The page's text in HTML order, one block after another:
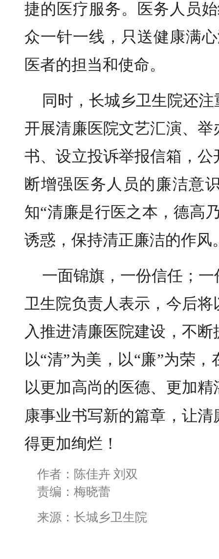
捷的医疗服务。医务人员
众一针一线，只送健康满
医者的担当和使命。
同时，长城乡卫生院还
开展清廉医院文艺汇演、
书、设立投诉举报信箱，
断增强医务人员的廉洁意
知“清廉是行医之本，德高
诱惑，保持清正廉洁的作风
一面锦旗，一份信任；
卫生院负责人表示，今后
入推进清廉医院建设，不
以“清”为美，以“廉”为荣
以更加高尚的医德、更加
康事业书写新的篇章，让清
得更加绚烂！
作者：陈佳卉 刘双
责编：梅晓蕾
来源：长城乡卫生院